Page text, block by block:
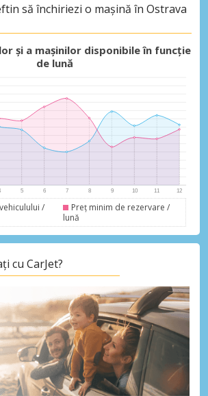
de top
exclusive ale
noștri
Autentificare cu eLink
să închiriezi o mașină în Ostrava
și a mașinilor disponibile în funcție
de lună
/
Preț minim de rezervare /
lună
cu CarJet?